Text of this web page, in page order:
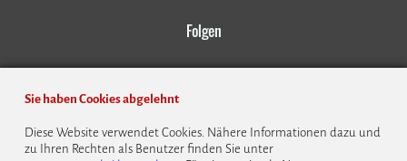
Folgen
© 1999 - 2026 CONTENS Software GmbH
Sie haben Cookies abgelehnt
Diese Website verwendet Cookies. Nähere Informationen dazu und
zu Ihren Rechten als Benutzer finden Sie unter